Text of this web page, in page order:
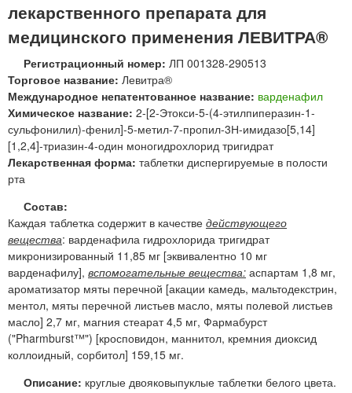
лекарственного препарата для
медицинского применения ЛЕВИТРА®
Регистрационный номер: ЛП 001328-290513
Торговое название: Левитра®
Международное непатентованное название: варденафил
Химическое название: 2-[2-Этокси-5-(4-этилпиперазин-1-
сульфонилил)-фенил]-5-метил-7-пропил-3Н-имидазо[5,14]
[1,2,4]-триазин-4-один моногидрохлорид тригидрат
Лекарственная форма: таблетки диспергируемые в полости
рта
Состав:
Каждая таблетка содержит в качестве действующего
вещества: варденафила гидрохлорида тригидрат
микронизированный 11,85 мг [эквивалентно 10 мг
варденафилу], вспомогательные вещества: аспартам 1,8 мг,
ароматизатор мяты перечной [акации камедь, мальтодекстрин,
ментол, мяты перечной листьев масло, мяты полевой листьев
масло] 2,7 мг, магния стеарат 4,5 мг, Фармабурст
("Pharmburst™") [кросповидон, маннитол, кремния диоксид
коллоидный, сорбитол] 159,15 мг.
Описание: круглые двояковыпуклые таблетки белого цвета.